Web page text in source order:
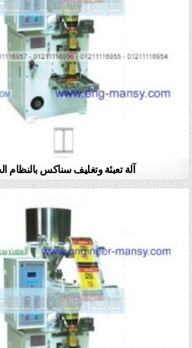
آلة تعبئة وتغليف سناكس بالنظام